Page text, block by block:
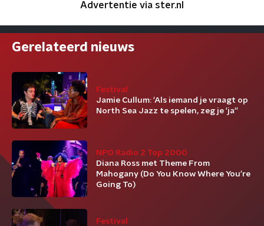
Advertentie via ster.nl
Gerelateerd nieuws
Festival
Jamie Cullum: 'Als iemand je vraagt op
North Sea Jazz te spelen, zeg je 'ja''
NPO Radio 2 Top 2000
Diana Ross met Theme From
Mahogany (Do You Know Where You're
Going To)
Festival